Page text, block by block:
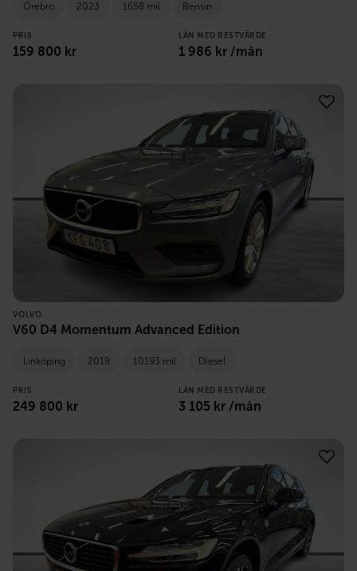
Örebro 2023 1658 mil Bensin
PRIS
159 800 kr
LÅN MED RESTVÄRDE
1 986 kr /mån
VOLVO
V60 D4 Momentum Advanced Edition
Linköping 2019 10193 mil Diesel
PRIS
249 800 kr
LÅN MED RESTVÄRDE
3 105 kr /mån